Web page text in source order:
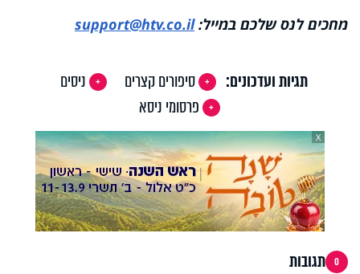
מחכים לנס שלכם במייל:support@htv.co.il
תגיות ועדכונים: סיפורים קצרים
ניסים
פרסומי ניסא
X
0 תגובות